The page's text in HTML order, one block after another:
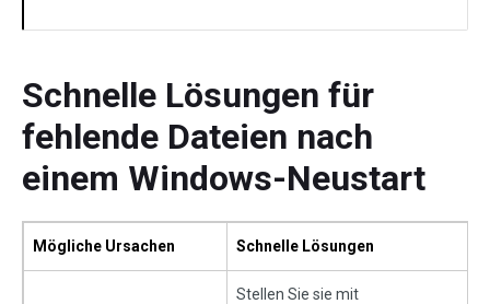
Schnelle Lösungen für
fehlende Dateien nach
einem Windows-Neustart
Mögliche Ursachen Schnelle Lösungen
Stellen Sie sie mit